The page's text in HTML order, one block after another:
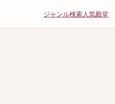
ジャンル検索人気殿堂